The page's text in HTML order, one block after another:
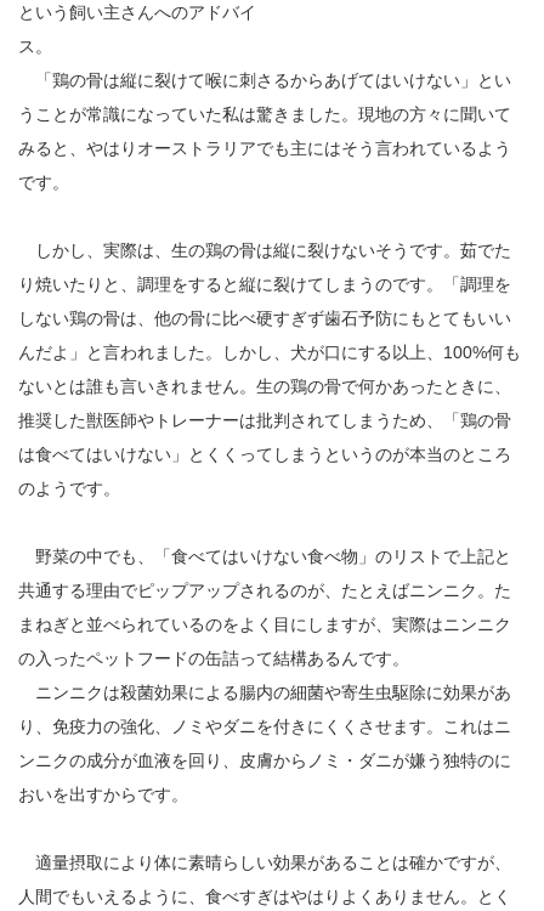
という飼い主さんへのアドバイ
ス。
「鶏の骨は縦に裂けて喉に刺さるからあげてはいけない」とい
うことが常識になっていた私は驚きました。現地の方々に聞いて
みると、やはりオーストラリアでも主にはそう言われているよう
です。
しかし、実際は、生の鶏の骨は縦に裂けないそうです。茹でた
り焼いたりと、調理をすると縦に裂けてしまうのです。「調理を
しない鶏の骨は、他の骨に比べ硬すぎず歯石予防にもとてもいい
んだよ」と言われました。しかし、犬が口にする以上、100%何も
ないとは誰も言いきれません。生の鶏の骨で何かあったときに、
推奨した獣医師やトレーナーは批判されてしまうため、「鶏の骨
は食べてはいけない」とくくってしまうというのが本当のところ
のようです。
野菜の中でも、「食べてはいけない食べ物」のリストで上記と
共通する理由でピップアップされるのが、たとえばニンニク。た
まねぎと並べられているのをよく目にしますが、実際はニンニク
の入ったペットフードの缶詰って結構あるんです。
ニンニクは殺菌効果による腸内の細菌や寄生虫駆除に効果があ
り、免疫力の強化、ノミやダニを付きにくくさせます。これはニ
ンニクの成分が血液を回り、皮膚からノミ・ダニが嫌う独特のに
おいを出すからです。
適量摂取により体に素晴らしい効果があることは確かですが、
人間でもいえるように、食べすぎはやはりよくありません。とく